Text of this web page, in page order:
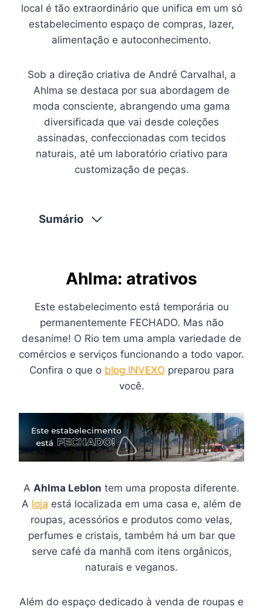
local é tão extraordinário que unifica em um só
estabelecimento espaço de compras, lazer,
alimentação e autoconhecimento.
Sob a direção criativa de André Carvalhal, a
Ahlma se destaca por sua abordagem de
moda consciente, abrangendo uma gama
diversificada que vai desde coleções
assinadas, confeccionadas com tecidos
naturais, até um laboratório criativo para
customização de peças.
Sumário
Ahlma: atrativos
Este estabelecimento está temporária ou
permanentemente FECHADO. Mas não
desanime! O Rio tem uma ampla variedade de
comércios e serviços funcionando a todo vapor.
Confira o que o blog INVEXO preparou para
você.
A Ahlma Leblon tem uma proposta diferente.
A loja está localizada em uma casa e, além de
roupas, acessórios e produtos como velas,
perfumes e cristais, também há um bar que
serve café da manhã com itens orgânicos,
naturais e veganos.
Além do espaço dedicado à venda de roupas e